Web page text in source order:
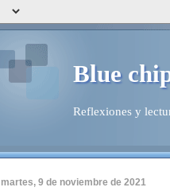
Blue
Reflexiones y
martes, 9 de noviembre de 2021